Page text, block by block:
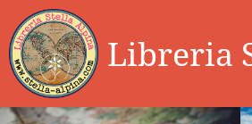
Libreria